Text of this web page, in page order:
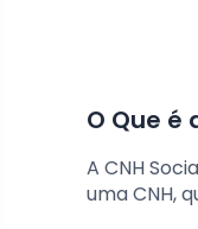
O Que é
A CNH
uma CNH,